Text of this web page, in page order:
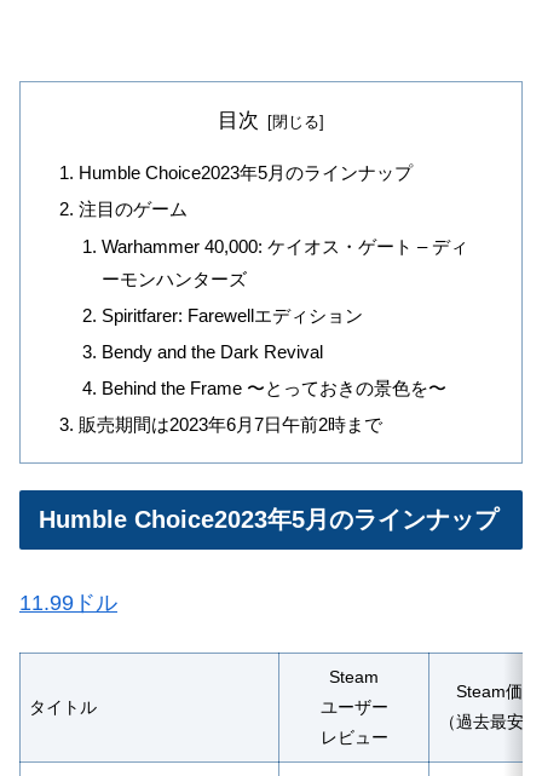
目次
Humble Choice2023年5月のラインナップ
注目のゲーム
Warhammer 40,000: ケイオス・ゲート – ディ
ーモンハンターズ
Spiritfarer: Farewellエディション
Bendy and the Dark Revival
Behind the Frame 〜とっておきの景色を〜
販売期間は2023年6月7日午前2時まで
Humble Choice2023年5月のラインナップ
11.99ドル
タイトル
Steam
ユーザー
レビュー
Steam価格
（過去最安